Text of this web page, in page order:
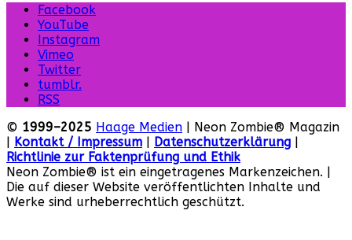
Facebook
YouTube
Instagram
Vimeo
Twitter
tumblr.
RSS
© 1999–2025 Haage Medien | Neon Zombie® Magazin
Kontakt / Impressum Datenschutzerklärung
Richtlinie zur Faktenprüfung und Ethik
Neon Zombie® ist ein eingetragenes Markenzeichen. |
Die auf dieser Website veröffentlichten Inhalte und
Werke sind urheberrechtlich geschützt.